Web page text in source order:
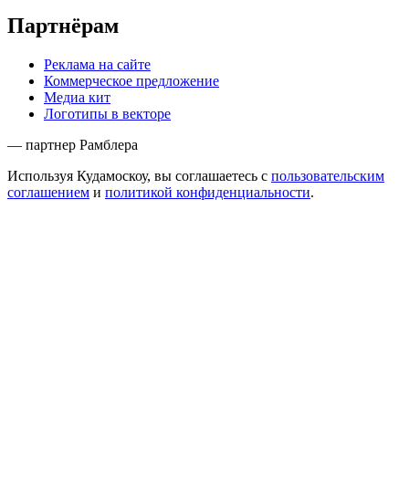
Партнёрам
Реклама на сайте
Коммерческое предложение
Медиа кит
Логотипы в векторе
— партнер Рамблера
Используя Кудамоскоу, вы соглашаетесь с пользовательским
соглашением и политикой конфиденциальности.